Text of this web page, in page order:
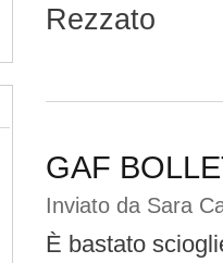
Rezzato
GAF
Inviato da Sara
È bastato